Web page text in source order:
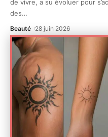
de vivre, a su évoluer pour
des…
Beauté 28 juin 2026